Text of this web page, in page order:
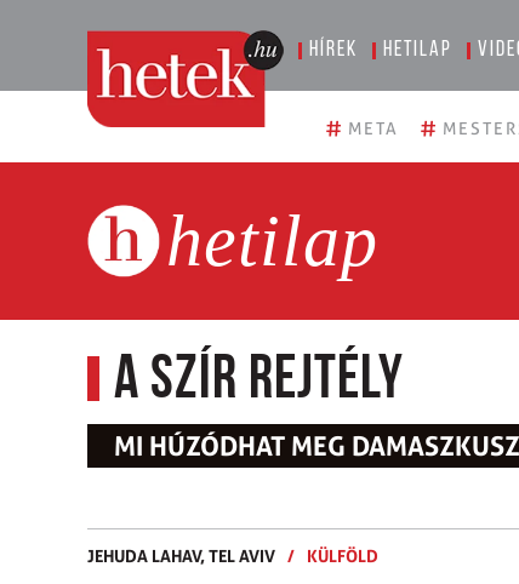
Hírek Hetilap
# META #
hetilap
A szír rejtély
MI HÚZÓDHAT MEG
JEHUDA LAHAV,TEL AVIV / KÜLFÖLD